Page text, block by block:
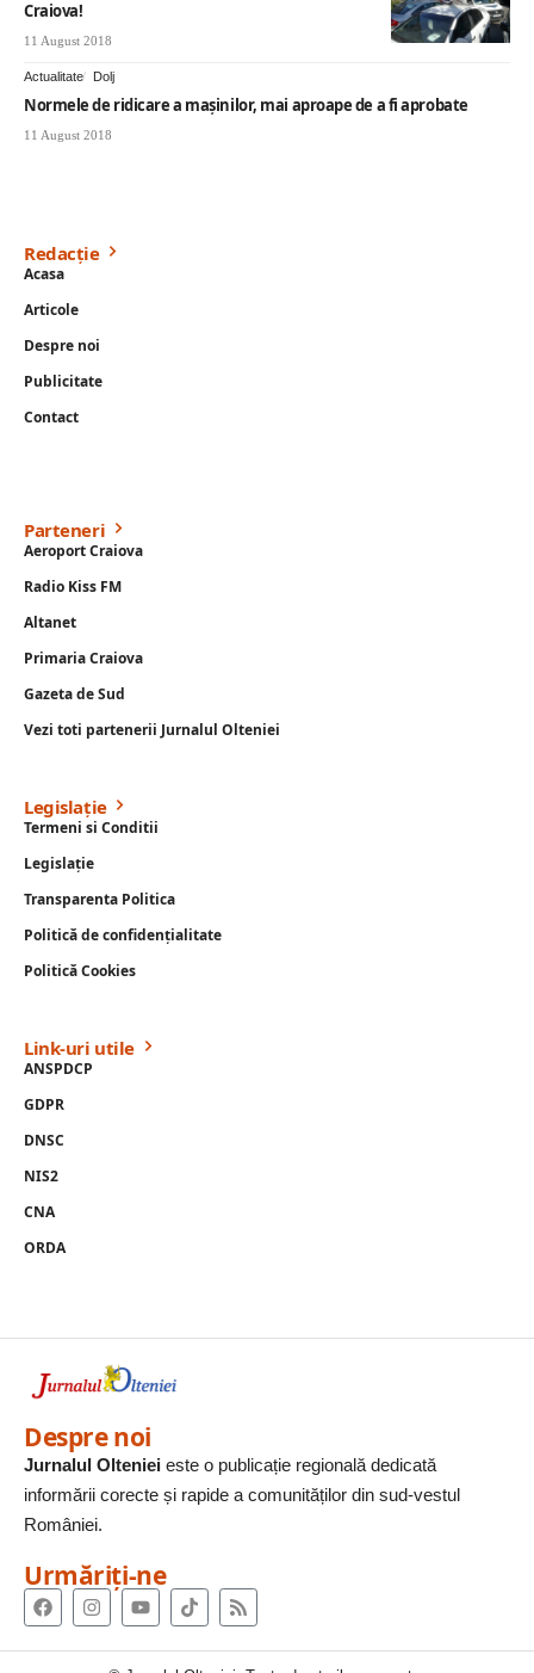
Craiova!
11 August 2018
Actualitate Dolj
Normele de ridicare a maşinilor, mai aproape de a fi aprobate
11 August 2018
Redacție
Acasa
Articole
Despre noi
Publicitate
Contact
Parteneri
Aeroport Craiova
Radio Kiss FM
Altanet
Primaria Craiova
Gazeta de Sud
Vezi toti partenerii Jurnalul Olteniei
Legislație
Termeni si Conditii
Legislație
Transparenta Politica
Politică de confidențialitate
Politică Cookies
Link-uri utile
ANSPDCP
GDPR
DNSC
NIS2
CNA
ORDA
Despre noi
Jurnalul Olteniei este o publicație regională dedicată
informării corecte și rapide a comunităților din sud-vestul
României.
Urmăriți-ne